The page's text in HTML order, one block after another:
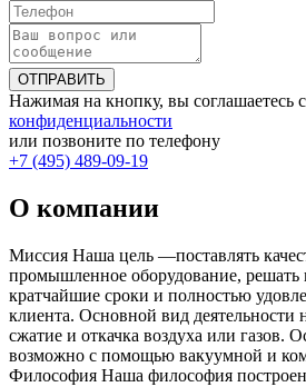
ОТПРАВИТЬ
Нажимая на кнопку, вы соглашаетесь с
конфиденциальности
или позвоните по телефону
+7 (495) 489-09-19
О компании
Миссия Наша цель ―поставлять
промышленное оборудование, решать
кратчайшие сроки и полностью
клиента. Основной вид деятельности
сжатие и откачка воздуха или газов.
возможно с помощью вакуумной и
Философия Наша философия